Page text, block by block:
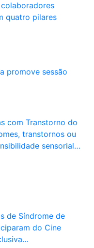
quatro pilares
promove sessão
com Transtorno do
transtornos ou
sensorial…
de Síndrome de
do Cine